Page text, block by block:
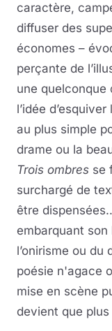
caractère,
diffuser des
économes –
perçante de
une quelconque
l’idée
au plus simple
drame ou la
Trois ombres se
surchargé de
être
embarquant
l’onirisme ou du
poésie n'agace
mise en scène
devient que